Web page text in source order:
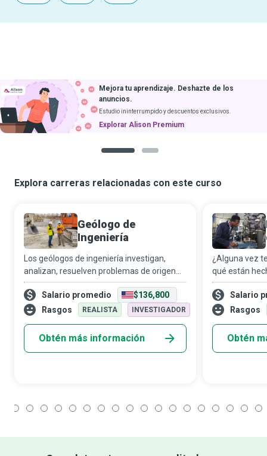
Mejora tu aprendizaje. Deshazte de los
anuncios.
Estudio ininterrumpido y descuentos exclusivos.
Explorar Alison Premium
Explora carreras relacionadas con este curso
Geólogo de
Ingeniería
Los geólogos de ingeniería investigan,
analizan, resuelven problemas de origen
ambiental y técnico derivados del impacto
humano sobre la Tierra, con el objetivo de
asegurar un futuro mejor para toda l
Salario promedio
$136,800
Rasgos
REALISTA INVESTIGADOR
Obtén más información
¿Alguna vez
qué están
que usas a
cabello hasta
ingenieros en
Salario
Rasgos
Obtén